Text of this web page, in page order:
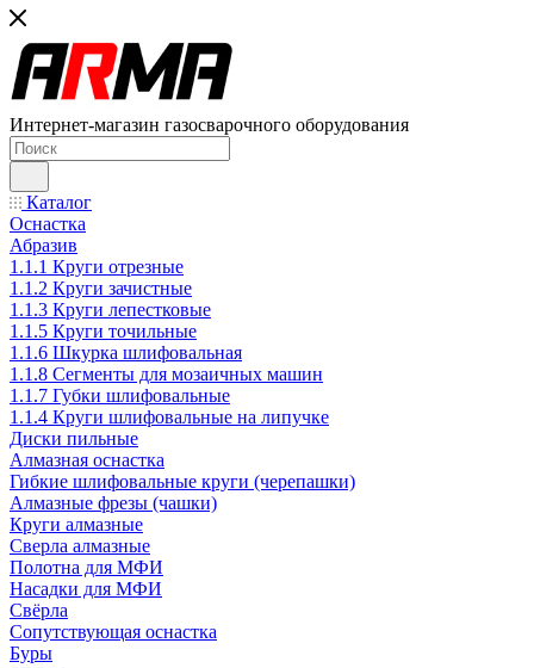
Интернет-магазин газосварочного оборудования
Каталог
Оснастка
Абразив
1.1.1 Круги отрезные
1.1.2 Круги зачистные
1.1.3 Круги лепестковые
1.1.5 Круги точильные
1.1.6 Шкурка шлифовальная
1.1.8 Сегменты для мозаичных машин
1.1.7 Губки шлифовальные
1.1.4 Круги шлифовальные на липучке
Диски пильные
Алмазная оснастка
Гибкие шлифовальные круги (черепашки)
Алмазные фрезы (чашки)
Круги алмазные
Сверла алмазные
Полотна для МФИ
Насадки для МФИ
Свёрла
Сопутствующая оснастка
Буры